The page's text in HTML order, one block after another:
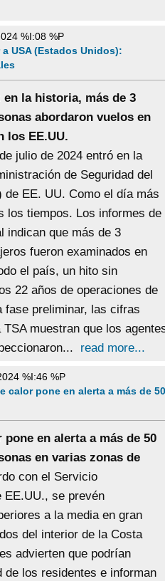
%I:08 %P
a USA (Estados Unidos):
en la historia, más de 3
abordaron vuelos en
los EE.UU.
julio de 2024 entró en la
de Seguridad del
de EE. UU. Como el día más
los tiempos. Los informes de
indican que más de 3
fueron examinados en
el país, un hito sin
22 años de operaciones de
fase preliminar, las cifras
muestran que los
read more...
%I:46 %P
calor pone en alerta a más de 50
pone en alerta a más de 50
en varias zonas de
con el Servicio
EE.UU., se prevén
a la media en gran
del interior de la Costa
advierten que podrían
de los residentes e informan